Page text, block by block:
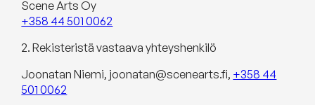
Scene Arts Oy
+358 44 501 0062
2. Rekisteristä vastaava yhteyshenkilö
Joonatan Niemi, joonatan@scenearts.fi, +358 44
501 0062